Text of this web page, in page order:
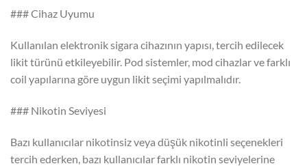
### Cihaz Uyumu
Kullanılan elektronik sigara cihazının yapısı, tercih edilecek
likit türünü etkileyebilir. Pod sistemler, mod cihazlar ve farklı
coil yapılarına göre uygun likit seçimi yapılmalıdır.
### Nikotin Seviyesi
Bazı kullanıcılar nikotinsiz veya düşük nikotinli seçenekleri
tercih ederken, bazı kullanıcılar farklı nikotin seviyelerine